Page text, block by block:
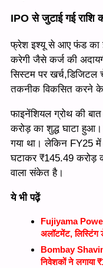
IPO से जुटाई गई राशि
फ्रेश इश्यू से आए फंड का
करेगी जैसे कर्ज की
सिस्टम पर
तकनीक विकसित करने
फाइनेंशियल ग्रोथ की
करोड़ का शुद्ध घाटा
गया था। लेकिन FY25 में
घटाकर ₹145.49 करोड़
वाला संकेत है।
ये भी पढ़ें
Fujiyama
अलॉटमेंट,
Bombay
निवेशकों ने लगाया